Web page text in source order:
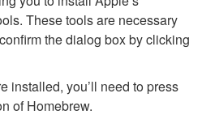
These tools are necessary
the dialog box by clicking
installed, you’ll need to press
of Homebrew.